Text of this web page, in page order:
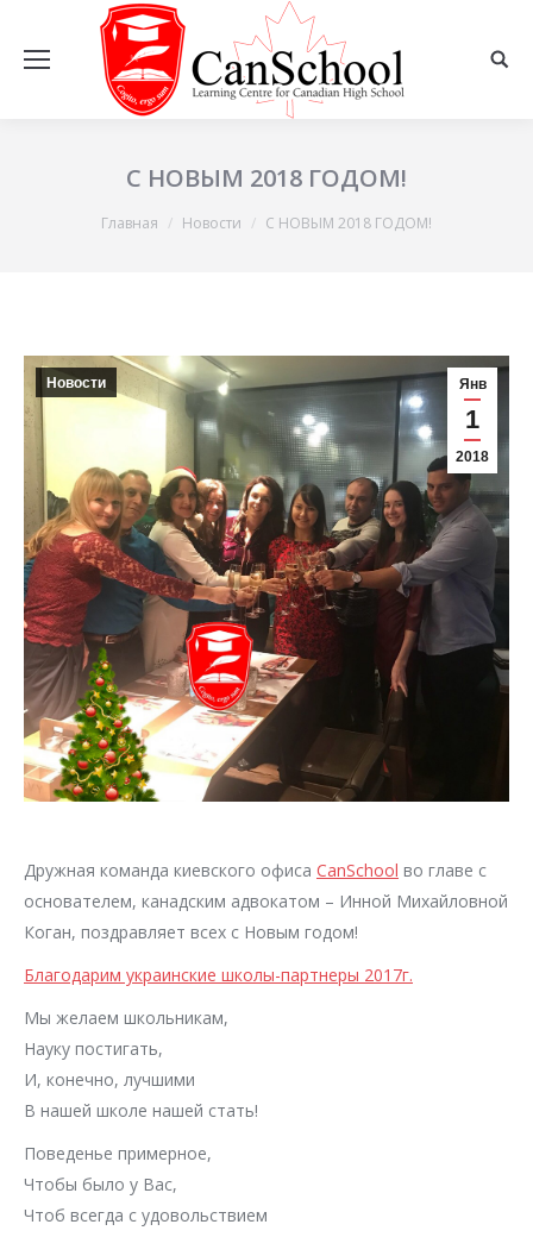
С НОВЫМ 2018 ГОДОМ!
Главная Новости С НОВЫМ 2018 ГОДОМ!
Янв
1
2018
Новости
Дружная команда киевского офиса CanSchool во главе с
основателем, канадским адвокатом – Инной Михайловной
Коган, поздравляет всех с Новым годом!
Благодарим украинские школы-партнеры 2017г.
Мы желаем школьникам,
Науку постигать,
И, конечно, лучшими
В нашей школе нашей стать!
Поведенье примерное,
Чтобы было у Вас,
Чтоб всегда с удовольствием